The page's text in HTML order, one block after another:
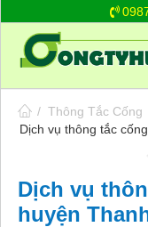
/ Thông Tắc Cống
Dịch vụ thông tắc
Dịch vụ
huyện